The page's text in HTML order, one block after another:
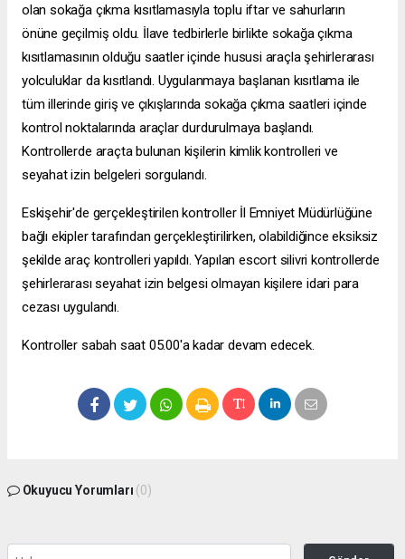
olan sokağa çıkma kısıtlamasıyla toplu iftar ve sahurların
önüne geçilmiş oldu. İlave tedbirlerle birlikte sokağa çıkma
kısıtlamasının olduğu saatler içinde hususi araçla şehirlerarası
yolculuklar da kısıtlandı. Uygulanmaya başlanan kısıtlama ile
tüm illerinde giriş ve çıkışlarında sokağa çıkma saatleri içinde
kontrol noktalarında araçlar durdurulmaya başlandı.
Kontrollerde araçta bulunan kişilerin kimlik kontrolleri ve
seyahat izin belgeleri sorgulandı.
Eskişehir'de gerçekleştirilen kontroller İl Emniyet Müdürlüğüne
bağlı ekipler tarafından gerçekleştirilirken, olabildiğince eksiksiz
şekilde araç kontrolleri yapıldı. Yapılan escort silivri kontrollerde
şehirlerarası seyahat izin belgesi olmayan kişilere idari para
cezası uygulandı.
Kontroller sabah saat 05.00'a kadar devam edecek.
Okuyucu Yorumları (0)